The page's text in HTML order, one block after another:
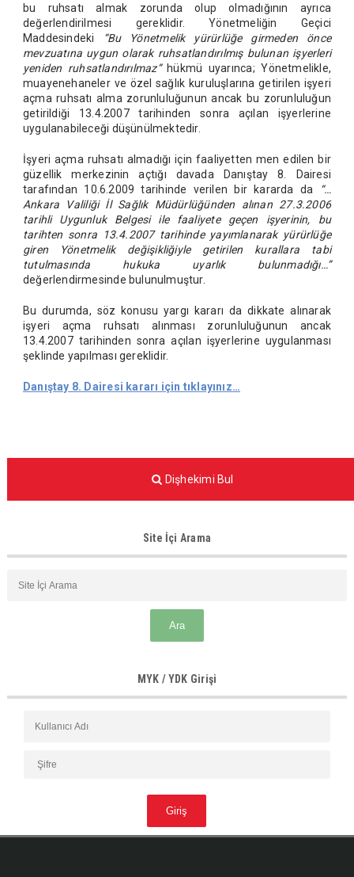
bu ruhsatı almak zorunda olup olmadığının ayrıca
değerlendirilmesi gereklidir. Yönetmeliğin Geçici
Maddesindeki
“Bu Yönetmelik yürürlüğe girmeden önce
mevzuatına uygun olarak ruhsatlandırılmış bulunan işyerleri
yeniden ruhsatlandırılmaz”hükmü uyarınca; Yönetmelikle,
muayenehaneler ve özel sağlık kuruluşlarına getirilen işyeri
açma ruhsatı alma zorunluluğunun ancak bu zorunluluğun
getirildiği 13.4.2007 tarihinden sonra açılan işyerlerine
uygulanabileceği düşünülmektedir.
İşyeri açma ruhsatı almadığı için faaliyetten men edilen bir
güzellik merkezinin açtığı davada Danıştay 8. Dairesi
tarafından 10.6.2009 tarihinde verilen bir kararda da
“…
Ankara Valiliği İl Sağlık Müdürlüğünden alınan 27.3.2006
tarihli Uygunluk Belgesi ile faaliyete geçen işyerinin, bu
tarihten sonra 13.4.2007 tarihinde yayımlanarak yürürlüğe
giren Yönetmelik değişikliğiyle getirilen kurallara tabi
tutulmasında hukuka uyarlık bulunmadığı…”
değerlendirmesinde bulunulmuştur.
Bu durumda, söz konusu yargı kararı da dikkate alınarak
işyeri açma ruhsatı alınması zorunluluğunun ancak
13.4.2007 tarihinden sonra açılan işyerlerine uygulanması
şeklinde yapılması gereklidir.
Danıştay 8. Dairesi kararı için tıklayınız…
Dişhekimi Bul
Site İçi Arama
MYK / YDK Girişi